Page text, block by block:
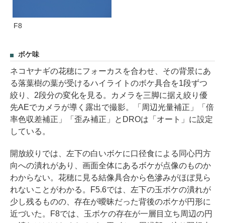
F8
ボケ味
ネコヤナギの花穂にフォーカスを合わせ、その背景にあ
る落葉樹の葉が受けるハイライトのボケ具合を1段ずつ
絞り、2段分の変化を見る。カメラを三脚に据え絞り優
先AEでカメラが導く露出で撮影。「周辺光量補正」「倍
率色収差補正」「歪み補正」とDROは「オート」に設定
している。
開放絞りでは、左下の白いボケに口径食による同心円方
向への潰れがあり、画面全体にあるボケが点像のものか
わからない。花穂に見る結像具合から色滲みがほぼ見ら
れないことがわかる。F5.6では、左下の玉ボケの潰れが
少し残るものの、存在が曖昧だった背後のボケが円形に
近づいた。F8では、玉ボケの存在が一層目立ち周辺の円